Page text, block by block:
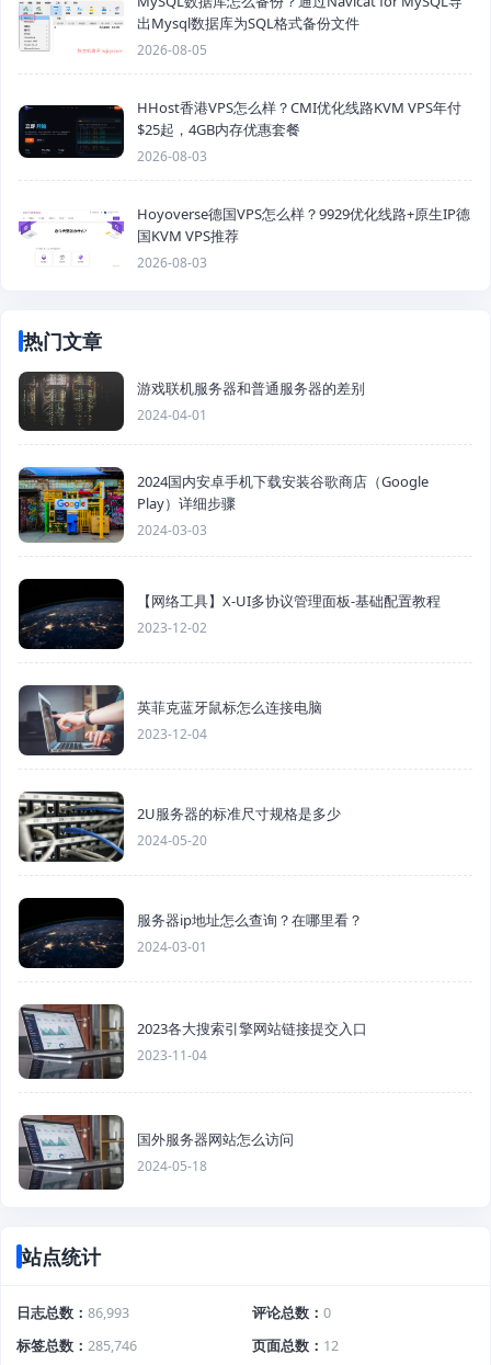
出Mysql数据库为SQL格式备份文件
2026-08-05
HHost香港VPS怎么样？CMI优化线路KVM VPS年付
$25起，4GB内存优惠套餐
2026-08-03
Hoyoverse德国VPS怎么样？9929优化线路+原生IP德
国KVM VPS推荐
2026-08-03
热门文章
游戏联机服务器和普通服务器的差别
2024-04-01
2024国内安卓手机下载安装谷歌商店（Google
Play）详细步骤
2024-03-03
【网络工具】X-UI多协议管理面板-基础配置教程
2023-12-02
英菲克蓝牙鼠标怎么连接电脑
2023-12-04
2U服务器的标准尺寸规格是多少
2024-05-20
服务器ip地址怎么查询？在哪里看？
2024-03-01
2023各大搜索引擎网站链接提交入口
2023-11-04
国外服务器网站怎么访问
2024-05-18
站点统计
日志总数 86,993 评论总数
0
标签总数
285,746 页面总数
12